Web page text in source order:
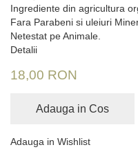
Ingrediente din agricultura
Fara Parabeni si uleiuri
Netestat pe Animale.
Detalii
18,00 RON
Adauga in Cos
Adauga in Wishlist